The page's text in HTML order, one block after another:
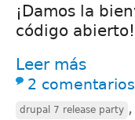
¡Damos la
código abierto!
Leer más
2 comentarios
drupal 7 release party ,